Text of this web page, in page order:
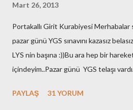
Mart 26, 2013
Portakallı Girit Kurabiyesi
pazar günü YGS sınavını kazasız
LYS nin başına :))Bu ara hep bir
içindeyim..Pazar günü YGS telaşı
yaptırdık..Perşembe günü de safra
PAYLAŞ 31 YORUM